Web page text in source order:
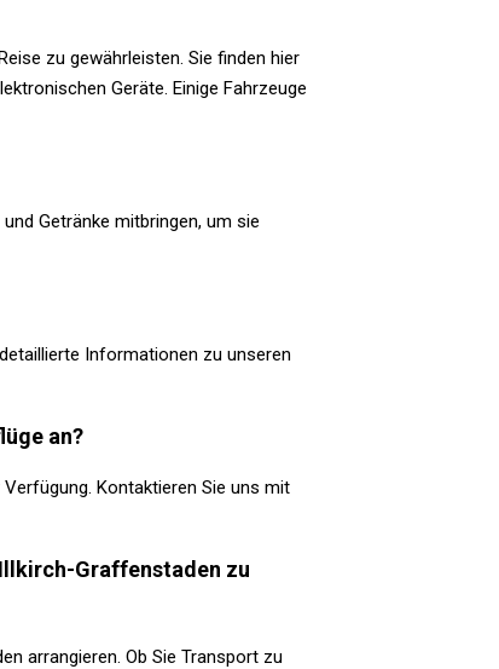
zu gewährleisten. Sie finden hier
Geräte. Einige Fahrzeuge
Getränke mitbringen, um sie
Informationen zu unseren
an?
Kontaktieren Sie uns mit
Graffenstaden zu
arrangieren. Ob Sie Transport zu